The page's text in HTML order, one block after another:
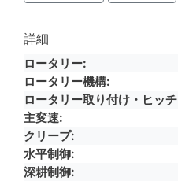
詳細
ロータリー
ロータリー機構
ロータリー取り付け・ヒッチ
主変速
クリープ
水平制御
深耕制御